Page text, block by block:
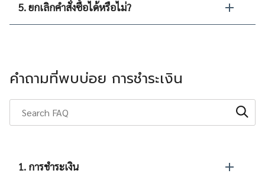
5. ยกเลิกคำสั่งซื้อได้หรือไม่?
คำถามที่พบบ่อย การชำระเงิน
1. การชำระเงิน